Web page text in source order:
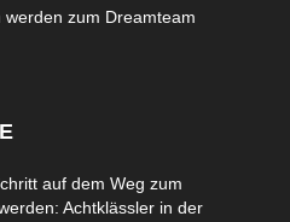
werden zum Dreamteam
auf dem Weg zum
Achtklässler in der